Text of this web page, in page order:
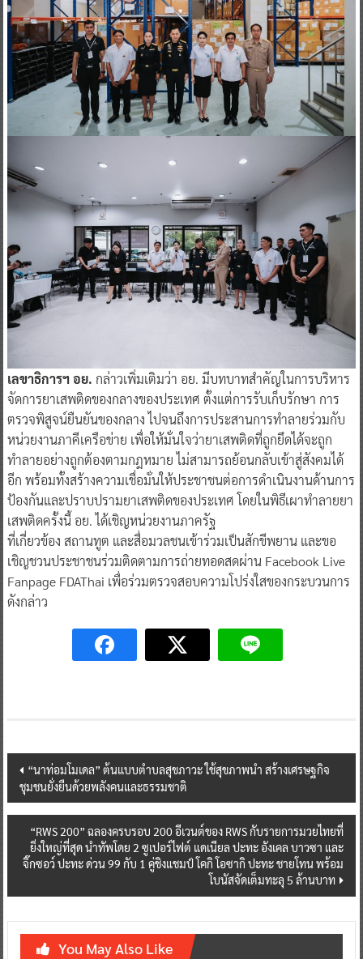
เลขาธิการฯ อย. กล่าวเพิ่มเติมว่า อย. มีบทบาทสำคัญในการบริหาร
จัดการยาเสพติดของกลางของประเทศ ตั้งแต่การรับเก็บรักษา การ
ตรวจพิสูจน์ยืนยันของกลาง ไปจนถึงการประสานการทำลายร่วมกับ
หน่วยงานภาคีเครือข่าย เพื่อให้มั่นใจว่ายาเสพติดที่ถูกยึดได้จะถูก
ทำลายอย่างถูกต้องตามกฎหมาย ไม่สามารถย้อนกลับเข้าสู่สังคมได้
อีก พร้อมทั้งสร้างความเชื่อมั่นให้ประชาชนต่อการดำเนินงานด้านการ
ป้องกันและปราบปรามยาเสพติดของประเทศ โดยในพิธีเผาทำลายยา
เสพติดครั้งนี้ อย. ได้เชิญหน่วยงานภาครัฐ
ที่เกี่ยวข้อง สถานทูต และสื่อมวลชนเข้าร่วมเป็นสักขีพยาน และขอ
เชิญชวนประชาชนร่วมติดตามการถ่ายทอดสดผ่าน Facebook Live
Fanpage FDAThai เพื่อร่วมตรวจสอบความโปร่งใสของกระบวนการ
ดังกล่าว
Post
navigation
“นาท่อมโมเดล” ต้นแบบตำบลสุขภาวะ ใช้สุขภาพนำ สร้างเศรษฐกิจ
ชุมชนยั่งยืนด้วยพลังคนและธรรมชาติ
“RWS 200” ฉลองครบรอบ 200 อีเวนต์ของ RWS กับรายการมวยไทยที่
ยิ่งใหญ่ที่สุด นำทัพโดย 2 ซูเปอร์ไฟต์ แดเนียล ปะทะ อังเคล บาวซา และ
จิ๊กซอว์ ปะทะ ด่วน 99 กับ 1 คู่ชิงแชมป์ โคกิ โอซากิ ปะทะ ชายโทน พร้อม
โบนัสจัดเต็มทะลุ 5 ล้านบาท
You May Also Like